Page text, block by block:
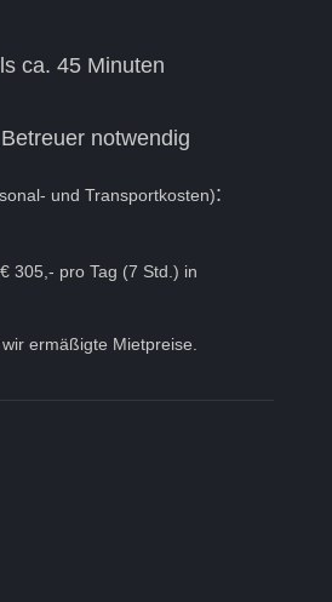
ca. 45 Minuten
notwendig
und Transportkosten):
305,- pro Tag (7 Std.) in
ermäßigte Mietpreise.